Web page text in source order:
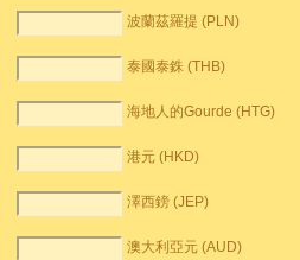
波蘭茲羅提 (PLN)
泰國泰銖 (THB)
海地人的Gourde (HTG)
港元 (HKD)
澤西鎊 (JEP)
澳大利亞元 (AUD)